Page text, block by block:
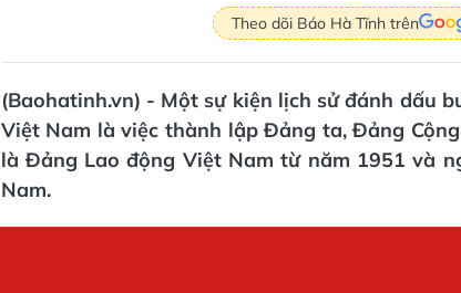
Theo dõi Báo Hà Tĩnh trên
(Baohatinh.vn) - Một sự kiện lịch sử đánh dấu
Việt Nam là việc thành lập Đảng ta, Đảng
là Đảng Lao động Việt Nam từ năm 1951 và
Nam.